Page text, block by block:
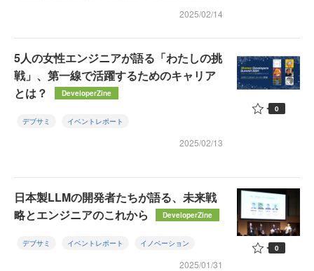
2025/02/14
5人の女性エンジニアが語る「わたしの挑
戦」、第一線で活躍するためのキャリア
とは？
DeveloperZine
デブサミ イベントレポート
2025/02/13
0
日本製LLMの開発者たちが語る、未来戦
略とエンジニアのこれから
DeveloperZine
デブサミ イベントレポート イノベーション
2025/01/31
0